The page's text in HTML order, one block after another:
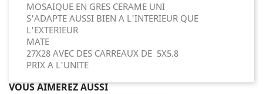
MOSAIQUE EN GRES CERAME UNI
S'ADAPTE AUSSI BIEN A L'INTERIEUR QUE
L'EXTERIEUR
MATE
27X28 AVEC DES CARREAUX DE 5X5.8
PRIX A L'UNITE
VOUS AIMEREZ AUSSI